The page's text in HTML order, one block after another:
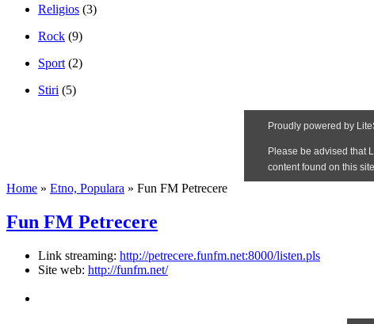
Religios (3)
Rock (9)
Sport (2)
Stiri (5)
Home » Etno, Populara » Fun FM Petrecere
Fun FM Petrecere
Link streaming: http://petrecere.funfm.net:8000/listen.pls
Site web: http://funfm.net/